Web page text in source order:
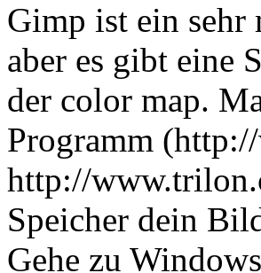
Gimp ist ein sehr
aber es gibt eine
der color map.
Programm
http://
Speicher dein
Gehe zu